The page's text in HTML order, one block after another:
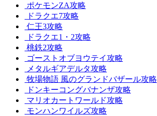
ポケモンZA攻略
ドラクエ7攻略
仁王3攻略
ドラクエ1・2攻略
桃鉄2攻略
ゴーストオブヨウテイ攻略
メタルギアデルタ攻略
牧場物語 風のグランドバザール攻略
ドンキーコングバナンザ攻略
マリオカートワールド攻略
モンハンワイルズ攻略